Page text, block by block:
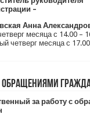
–
Анна
месяца с 14.00 –
четверг месяца с
обращениями
за работу с